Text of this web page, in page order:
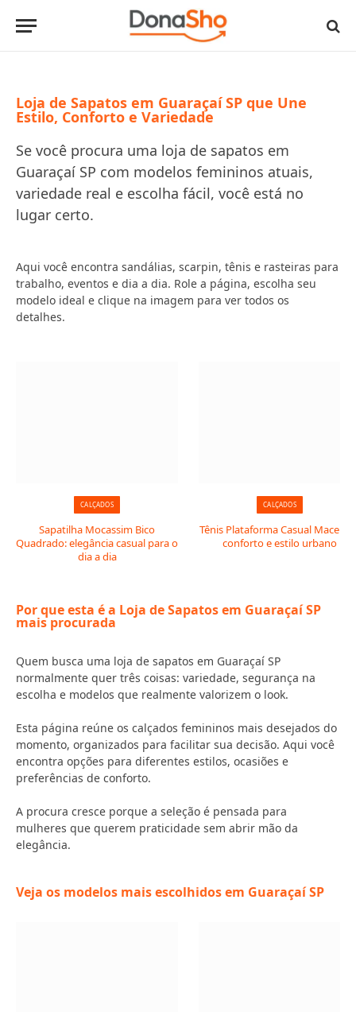
Loja de Sapatos em Guaraçaí SP que Une
Estilo, Conforto e Variedade
Se você procura uma loja de sapatos em
Guaraçaí SP com modelos femininos atuais,
variedade real e escolha fácil, você está no
lugar certo.
Aqui você encontra sandálias, scarpin, tênis e rasteiras para
trabalho, eventos e dia a dia. Role a página, escolha seu
modelo ideal e clique na imagem para ver todos os
detalhes.
CALÇADOS
Sapatilha Mocassim Bico
Quadrado: elegância casual para o
dia a dia
CALÇADOS
Tênis Plataforma Casual
conforto e estilo urbano
Por que esta é a Loja de Sapatos em Guaraçaí SP
mais procurada
Quem busca uma loja de sapatos em Guaraçaí SP
normalmente quer três coisas: variedade, segurança na
escolha e modelos que realmente valorizem o look.
Esta página reúne os calçados femininos mais desejados do
momento, organizados para facilitar sua decisão. Aqui você
encontra opções para diferentes estilos, ocasiões e
preferências de conforto.
A procura cresce porque a seleção é pensada para
mulheres que querem praticidade sem abrir mão da
elegância.
Veja os modelos mais escolhidos em Guaraçaí SP